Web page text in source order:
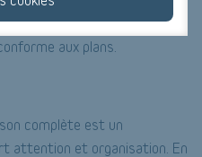
l'avancement du projet
aux plans.
complète est un
attention et organisation. En